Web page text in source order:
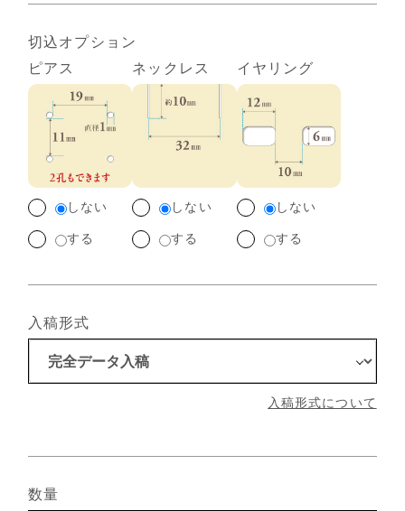
切込オプション
ピアス
しない
する
ネックレス
しない
する
イヤリング
しない
する
入稿形式
入稿形式について
数量